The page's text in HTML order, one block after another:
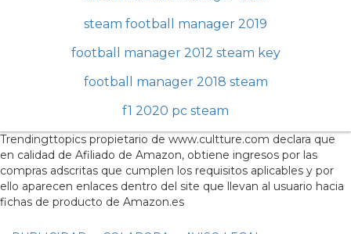
steam football manager 2019
football manager 2012 steam key
football manager 2018 steam
f1 2020 pc steam
Trendingttopics propietario de www.cultture.com declara que
en calidad de Afiliado de Amazon, obtiene ingresos por las
compras adscritas que cumplen los requisitos aplicables y por
ello aparecen enlaces dentro del site que llevan al usuario hacia
fichas de producto de Amazon.es